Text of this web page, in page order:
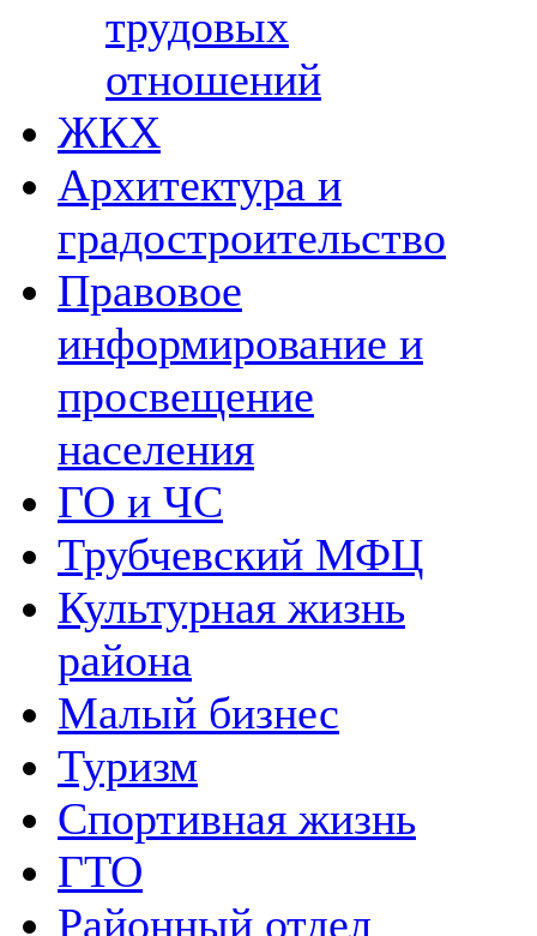
трудовых
отношений
ЖКХ
Архитектура и
градостроительство
Правовое
информирование и
просвещение
населения
ГО и ЧС
Трубчевский МФЦ
Культурная жизнь
района
Малый бизнес
Туризм
Спортивная жизнь
ГТО
Районный отдел